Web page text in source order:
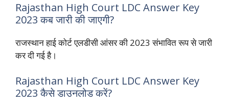
Rajasthan High Court LDC Answer Key
2023 कब जारी की जाएगी?
राजस्थान हाई कोर्ट एलडीसी आंसर की 2023 संभावित रूप से जारी
कर दी गई है।
Rajasthan High Court LDC Answer Key
2023 कैसे डाउनलोड करें?